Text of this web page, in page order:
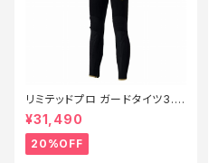
リミテッドプロ ガードタイツ3.0
FI−540X 黒 LB【特価装備】【2
0】
¥31,490
20%OFF